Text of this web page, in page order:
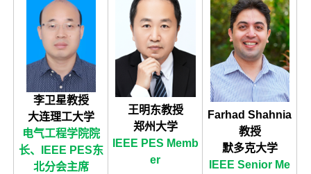
李卫星教授
大连理工大学
电气工程学院院
长、IEEE PES东
北分会主席
王明东教授
郑州大学
IEEE PES Memb
er
Farhad Shahnia
教授
默多克大学
IEEE Senior Me